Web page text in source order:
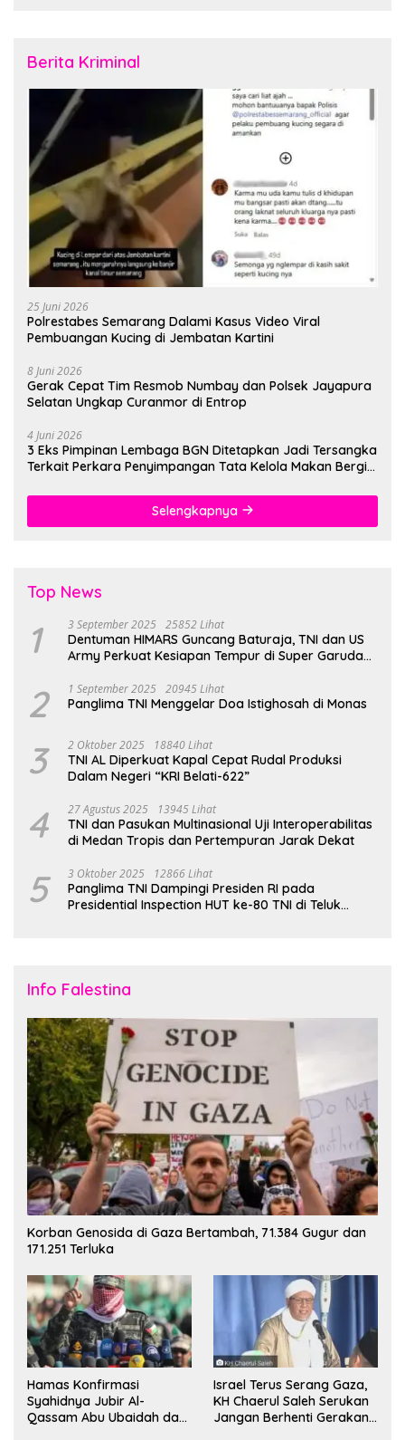
Berita Kriminal
25 Juni 2026
Polrestabes Semarang Dalami Kasus Video Viral
Pembuangan Kucing di Jembatan Kartini
8 Juni 2026
Gerak Cepat Tim Resmob Numbay dan Polsek Jayapura
Selatan Ungkap Curanmor di Entrop
4 Juni 2026
3 Eks Pimpinan Lembaga BGN Ditetapkan Jadi Tersangka
Terkait Perkara Penyimpangan Tata Kelola Makan Bergizi
Selengkapnya
Top News
1 3 September 2025 25852 Lihat
Dentuman HIMARS Guncang Baturaja, TNI dan US
Army Perkuat Kesiapan Tempur di Super Garuda
2 1 September 2025 20945 Lihat
Panglima TNI Menggelar Doa Istighosah di Monas
3 2 Oktober 2025 18840 Lihat
TNI AL Diperkuat Kapal Cepat Rudal Produksi
Dalam Negeri “KRI Belati-622”
4 27 Agustus 2025 13945 Lihat
TNI dan Pasukan Multinasional Uji Interoperabilitas
di Medan Tropis dan Pertempuran Jarak Dekat
5 3 Oktober 2025 12866 Lihat
Panglima TNI Dampingi Presiden RI pada
Presidential Inspection HUT ke-80 TNI di Teluk
Info Falestina
Korban Genosida di Gaza Bertambah, 71.384 Gugur dan
171.251 Terluka
Hamas Konfirmasi
Syahidnya Jubir Al-
Qassam Abu Ubaidah dan
Israel Terus Serang Gaza,
KH Chaerul Saleh Serukan
Jangan Berhenti Gerakan